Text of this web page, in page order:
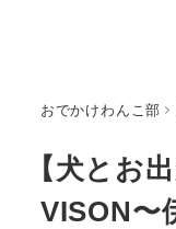
おでかけわんこ部
【犬とお
VISON〜